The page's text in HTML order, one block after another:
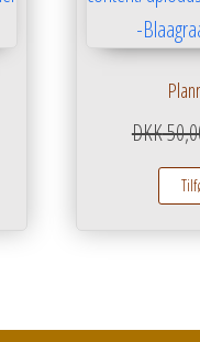
var: DKK 50,00.
pris er: DKK 20,00.
DKK